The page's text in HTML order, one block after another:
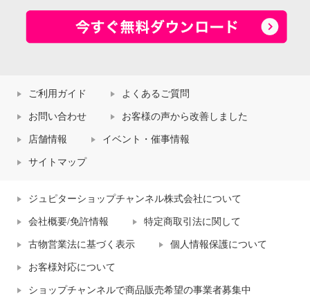
ご利用ガイド よくあるご質問
お問い合わせ お客様の声から改善しました
店舗情報 イベント・催事情報
サイトマップ
ジュピターショップチャンネル株式会社について
会社概要/免許情報 特定商取引法に関して
古物営業法に基づく表示 個人情報保護について
お客様対応について
ショップチャンネルで商品販売希望の事業者募集中